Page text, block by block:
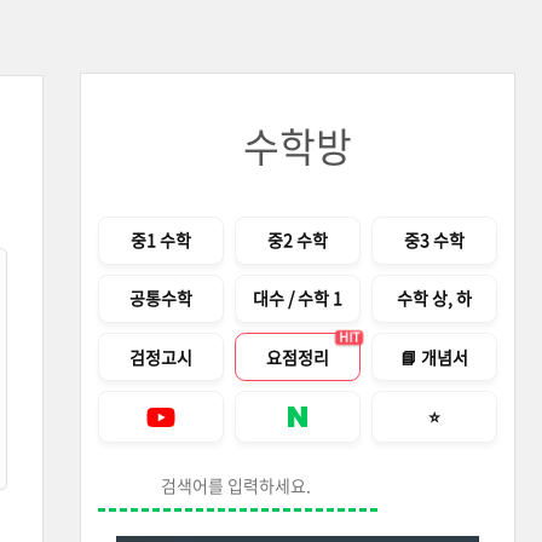
수학방
메뉴중1 수학 중2 수학 중3 수학
공통수학 대수 / 수학 1 수학 상, 하
검정고시
HIT
요점정리 📘 개념서
Youtube 네이버 블로그 즐겨찾기 안내
⭐